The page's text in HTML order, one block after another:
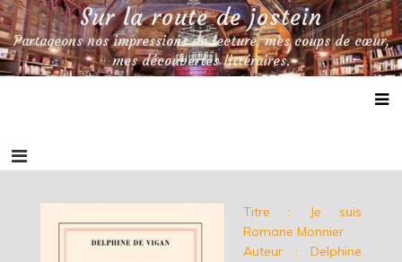
Skip
to
content
Sur la route de jostein
Partageons nos impressions de lecture, mes coups de cœur,
mes découvertes littéraires.
Titre : Je suis
Romane Monnier
Auteur : Delphine